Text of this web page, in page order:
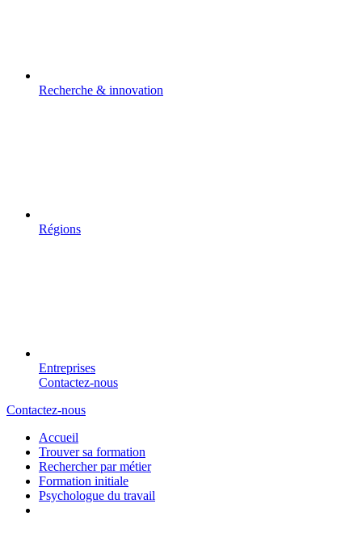
Recherche & innovation
Régions
Entreprises
Contactez-nous
Contactez-nous
Accueil
Trouver sa formation
Rechercher par métier
Formation initiale
Psychologue du travail